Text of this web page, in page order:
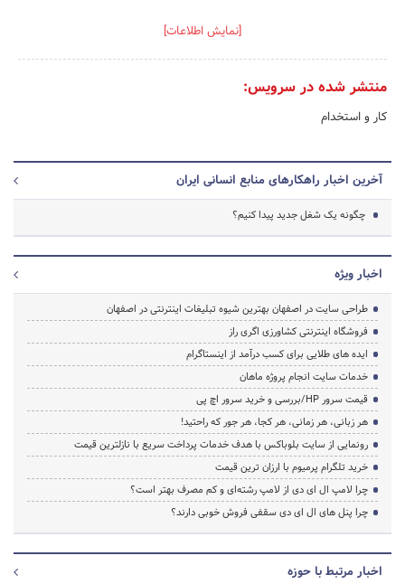
[نمایش اطلاعات]
منتشر شده در سرویس:
کار و استخدام
آخرین اخبار راهکارهای منابع انسانی ایران
چگونه یک شغل جدید پیدا کنیم؟
اخبار ویژه
طراحی سایت در اصفهان بهترین شیوه تبلیغات اینترنتی در اصفهان
فروشگاه اینترنتی کشاورزی اگری راز
ایده های طلایی برای کسب درآمد از اینستاگرام
خدمات سایت انجام پروژه ماهان
قیمت سرور HP/بررسی و خرید سرور اچ پی
هر زبانی، هر زمانی، هر کجا، هر جور که راحتید!
رونمایی از سایت بلوباکس با هدف خدمات پرداخت سریع با نازلترین قیمت
خرید تلگرام پرمیوم با ارزان ترین قیمت
چرا لامپ ال ای دی از لامپ رشته‌ای و کم مصرف بهتر است؟
چرا پنل های ال ای دی سقفی فروش خوبی دارند؟
اخبار مرتبط با حوزه